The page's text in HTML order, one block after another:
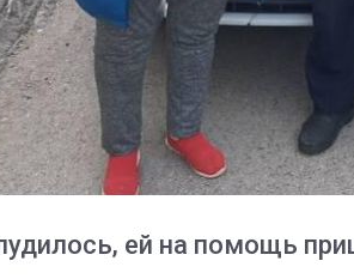
ей на помощь